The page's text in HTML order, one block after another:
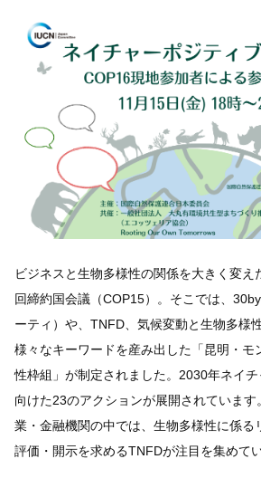
ビジネスと生物多様性の関係を大きく変え
回締約国会議（COP15）。そこでは、
ーティ）や、TNFD、気候変動と生物多様
様々なキーワードを産み出した「昆明・モ
性枠組」が制定されました。2030年ネイ
向けた23のアクションが展開されていま
業・金融機関の中では、生物多様性に係る
評価・開示を求めるTNFDが注目を集めてい